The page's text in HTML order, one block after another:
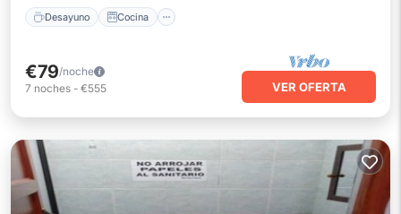
Desayuno Cocina
€79/noche
7 noches - €555 VER OFERTA